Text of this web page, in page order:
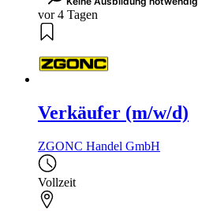
vor 4 Tagen
Verkäufer (m/w/d)
ZGONC Handel GmbH
Vollzeit